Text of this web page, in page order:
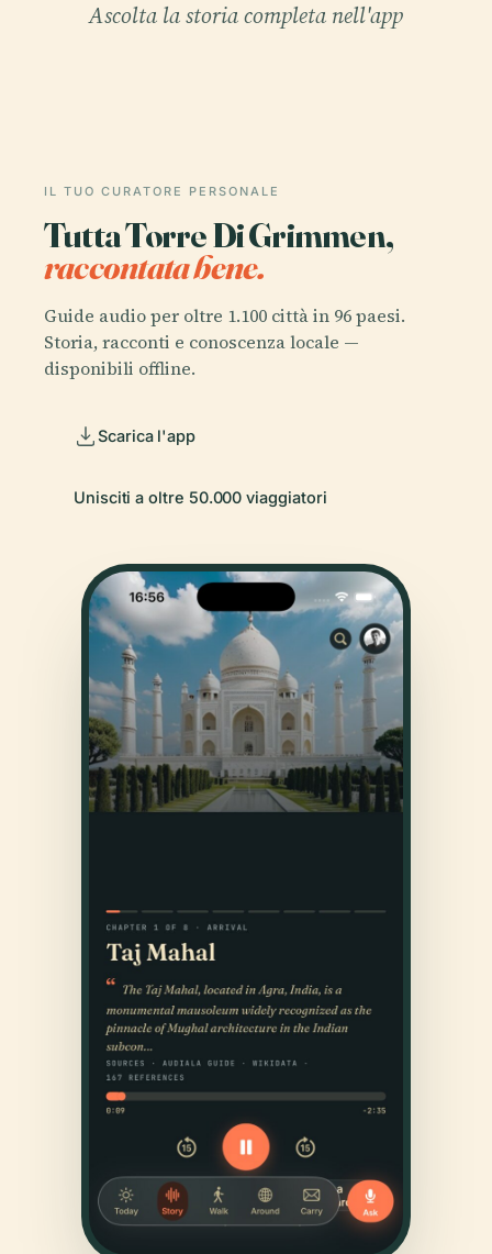
Ascolta la storia completa nell'app
IL TUO CURATORE PERSONALE
Tutta Torre Di Grimmen,
raccontata bene.
Guide audio per oltre 1.100 città in 96 paesi.
Storia, racconti e conoscenza locale —
disponibili offline.
Scarica l'app
Unisciti a oltre 50.000 viaggiatori